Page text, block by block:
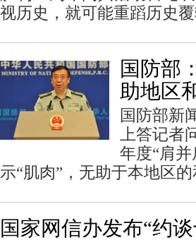
视历史，就可能重蹈历史
国防部
助地区
国防部新
上答记者
年度“肩
示“肌肉”，无助于本地区的
国家网信办发布“约